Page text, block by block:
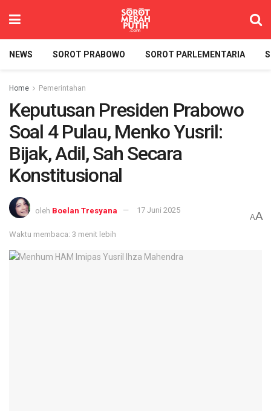
NEWS SOROT PRABOWO SOROT PARLEMENTARIA
Home Pemerintahan
Keputusan Presiden Prabowo
Soal 4 Pulau, Menko Yusril:
Bijak, Adil, Sah Secara
Konstitusional
oleh Boelan Tresyana 17 Juni 2025
Waktu membaca: 3 menit lebih
AA